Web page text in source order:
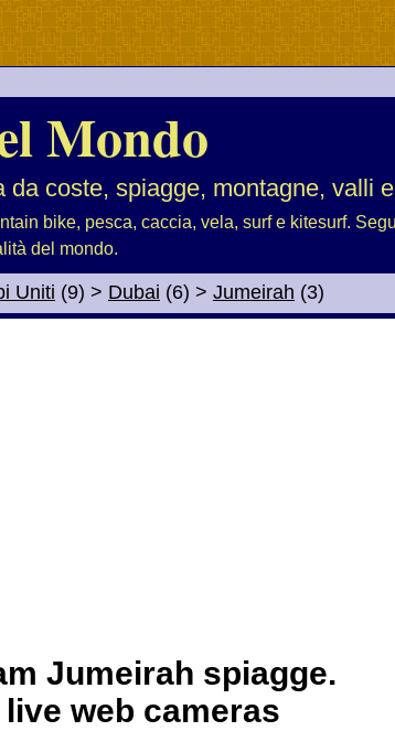
Mondo
da coste, spiagge, montagne, valli
bike, pesca, caccia, vela, surf e kitesurf.
del mondo.
Uniti (9) > Dubai (6) > Jumeirah (3)
Jumeirah spiagge.
live web cameras